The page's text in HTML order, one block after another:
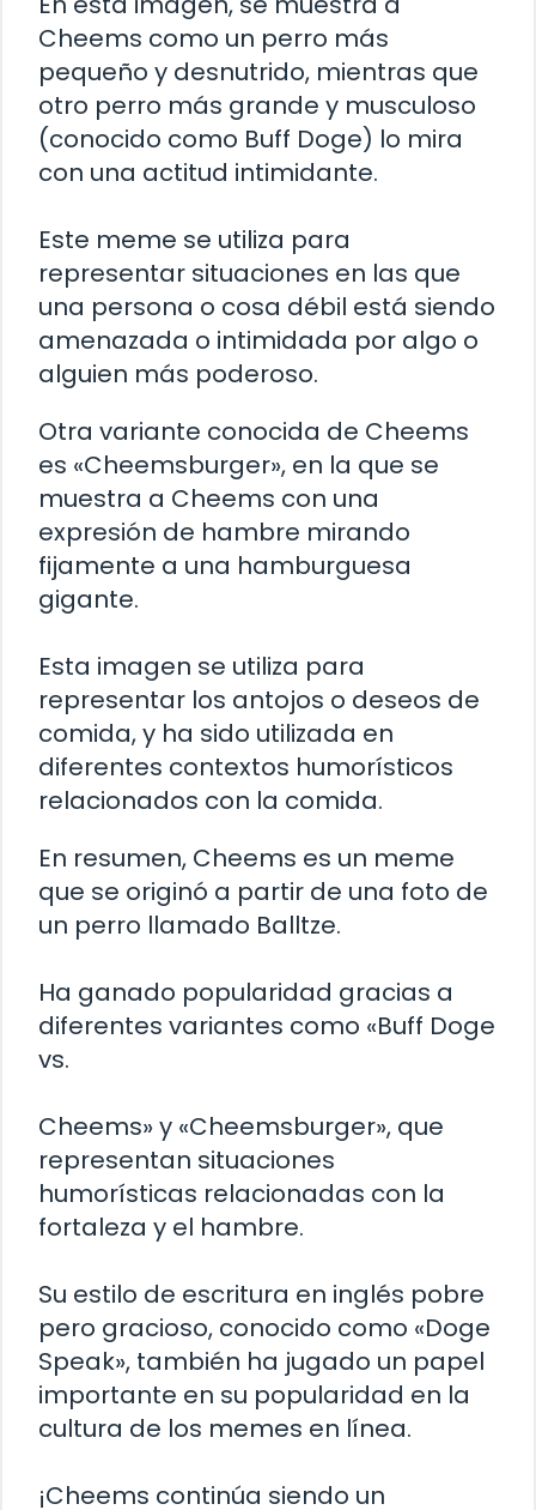
Cheems como un perro más
pequeño y desnutrido, mientras que
otro perro más grande y musculoso
(conocido como Buff Doge) lo mira
con una actitud intimidante.
Este meme se utiliza para
representar situaciones en las que
una persona o cosa débil está siendo
amenazada o intimidada por algo o
alguien más poderoso.
Otra variante conocida de Cheems
es «Cheemsburger», en la que se
muestra a Cheems con una
expresión de hambre mirando
fijamente a una hamburguesa
gigante.
Esta imagen se utiliza para
representar los antojos o deseos de
comida, y ha sido utilizada en
diferentes contextos humorísticos
relacionados con la comida.
En resumen, Cheems es un meme
que se originó a partir de una foto de
un perro llamado Balltze.
Ha ganado popularidad gracias a
diferentes variantes como «Buff Doge
vs.
Cheems» y «Cheemsburger», que
representan situaciones
humorísticas relacionadas con la
fortaleza y el hambre.
Su estilo de escritura en inglés pobre
pero gracioso, conocido como «Doge
Speak», también ha jugado un papel
importante en su popularidad en la
cultura de los memes en línea.
¡Cheems continúa siendo un